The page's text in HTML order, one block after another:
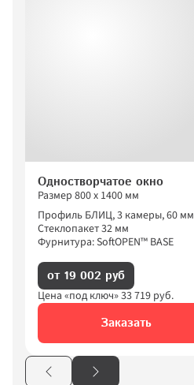
Одностворчатое окно
Размер 800 х 1400 мм
Профиль БЛИЦ, 3 камеры, 60 мм
Стеклопакет 32 мм
Фурнитура: SoftOPEN™ BASE
от 19 002 руб
Цена «под ключ» 33 719 руб.
Заказать